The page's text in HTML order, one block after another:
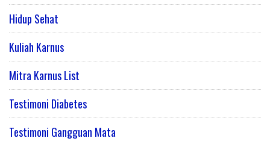
Hidup Sehat
Kuliah Karnus
Mitra Karnus List
Testimoni Diabetes
Testimoni Gangguan Mata